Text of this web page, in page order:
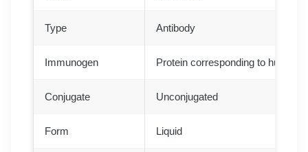
Type Antibody
Immunogen Protein corresponding to human
Conjugate Unconjugated
Form Liquid